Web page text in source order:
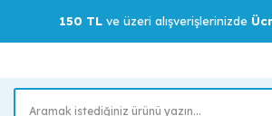
150 TLve üzeri alışverişlerinizde